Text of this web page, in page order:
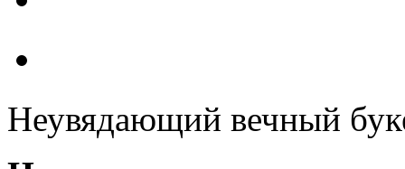
Неувядающий вечный